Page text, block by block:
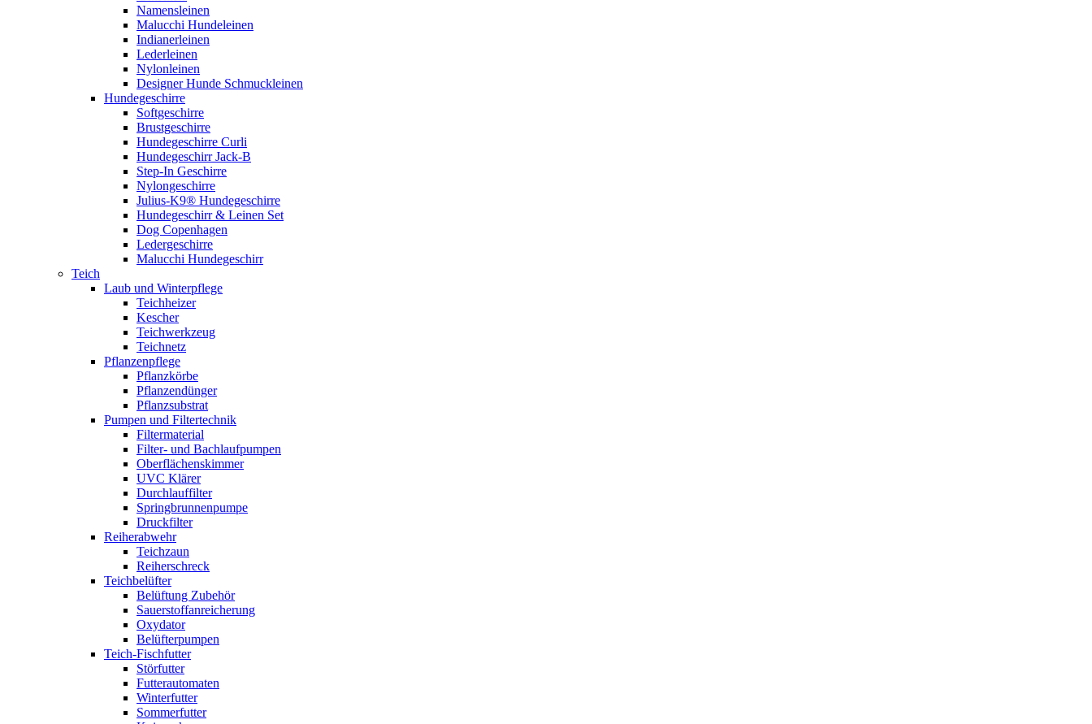
Namensleinen
Malucchi Hundeleinen
Indianerleinen
Lederleinen
Nylonleinen
Designer Hunde Schmuckleinen
Hundegeschirre
Softgeschirre
Brustgeschirre
Hundegeschirre Curli
Hundegeschirr Jack-B
Step-In Geschirre
Nylongeschirre
Julius-K9® Hundegeschirre
Hundegeschirr & Leinen Set
Dog Copenhagen
Ledergeschirre
Malucchi Hundegeschirr
Teich
Laub und Winterpflege
Teichheizer
Kescher
Teichwerkzeug
Teichnetz
Pflanzenpflege
Pflanzkörbe
Pflanzendünger
Pflanzsubstrat
Pumpen und Filtertechnik
Filtermaterial
Filter- und Bachlaufpumpen
Oberflächenskimmer
UVC Klärer
Durchlauffilter
Springbrunnenpumpe
Druckfilter
Reiherabwehr
Teichzaun
Reiherschreck
Teichbelüfter
Belüftung Zubehör
Sauerstoffanreicherung
Oxydator
Belüfterpumpen
Teich-Fischfutter
Störfutter
Futterautomaten
Winterfutter
Sommerfutter